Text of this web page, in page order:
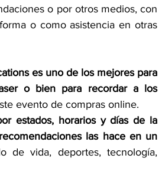
o por otros medios, con
o como asistencia en otras
es uno de los mejores para
o bien para recordar a los
evento de compras online.
estados, horarios y días de la
las hace en un
de vida, deportes, tecnología,